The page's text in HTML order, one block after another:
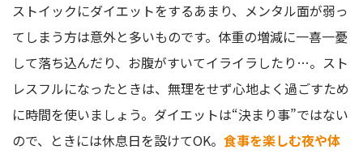
ストイックにダイエットをするあまり、メンタル面が弱っ
てしまう方は意外と多いものです。体重の増減に一喜一憂
して落ち込んだり、お腹がすいてイライラしたり…。スト
レスフルになったときは、無理をせず心地よく過ごすため
に時間を使いましょう。ダイエットは“決まり事”ではない
ので、ときには休息日を設けてOK。 食事を楽しむ夜や体